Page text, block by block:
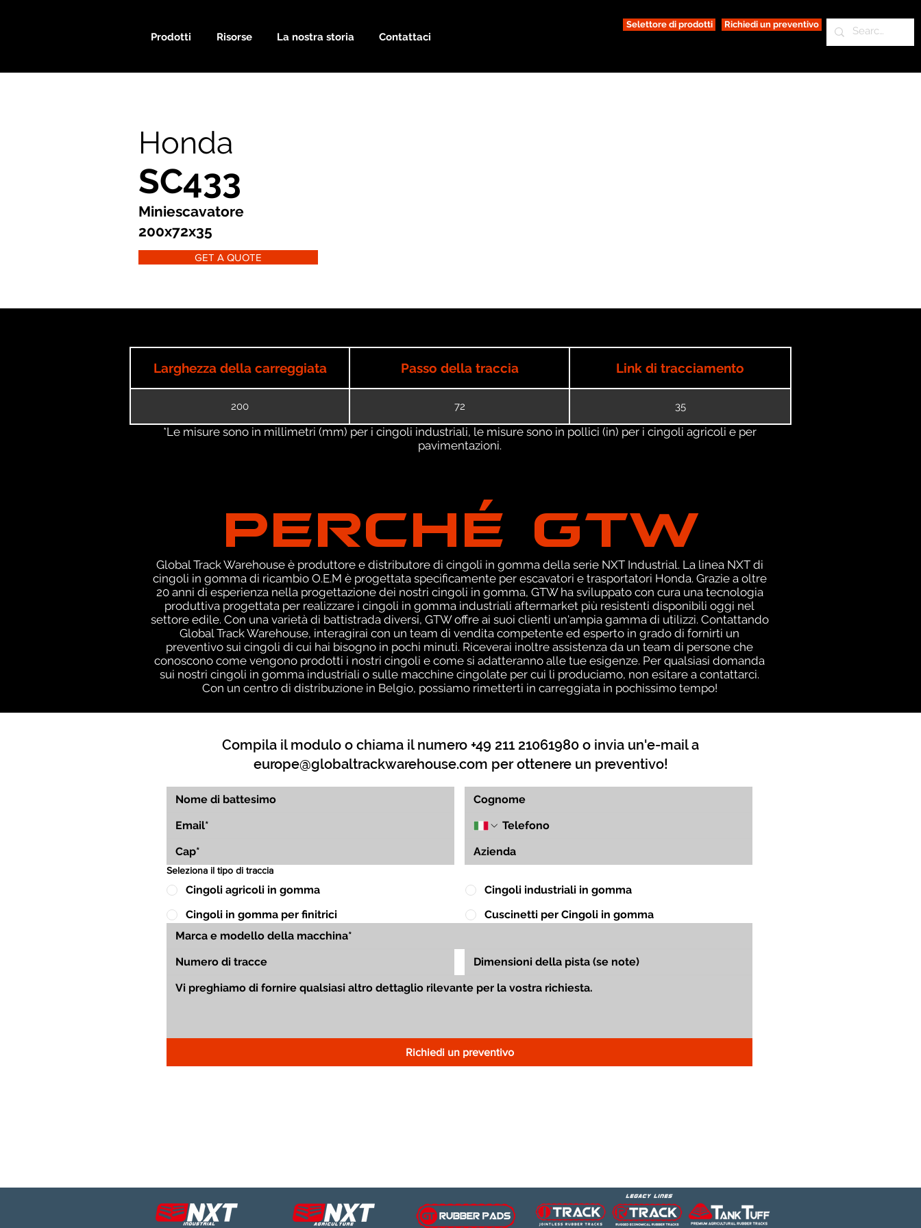
Prodotti Risorse La nostra storia Contattaci
Selettore di prodotti Richiedi un preventivo
Honda
SC433
Miniescavatore
200x72x35
GET A QUOTE
Larghezza della carreggiata Passo della traccia Link di tracciamento
200 72 35
*Le misure sono in millimetri (mm) per i cingoli industriali, le misure sono in pollici (in) per i cingoli agricoli e per
pavimentazioni.
PERCHÉ GTW
Global Track Warehouse è produttore e distributore di cingoli in gomma della serie NXT Industrial. La linea NXT di
cingoli in gomma di ricambio O.E.M è progettata specificamente per escavatori e trasportatori Honda. Grazie a oltre
20 anni di esperienza nella progettazione dei nostri cingoli in gomma, GTW ha sviluppato con cura una tecnologia
produttiva progettata per realizzare i cingoli in gomma industriali aftermarket più resistenti disponibili oggi nel
settore edile. Con una varietà di battistrada diversi, GTW offre ai suoi clienti un'ampia gamma di utilizzi. Contattando
Global Track Warehouse, interagirai con un team di vendita competente ed esperto in grado di fornirti un
preventivo sui cingoli di cui hai bisogno in pochi minuti. Riceverai inoltre assistenza da un team di persone che
conoscono come vengono prodotti i nostri cingoli e come si adatteranno alle tue esigenze. Per qualsiasi domanda
sui nostri cingoli in gomma industriali o sulle macchine cingolate per cui li produciamo, non esitare a contattarci.
Con un centro di distribuzione in Belgio, possiamo rimetterti in carreggiata in pochissimo tempo!
Compila il modulo o chiama il numero +49 211 21061980 o invia un'e-mail a
europe@globaltrackwarehouse.com per ottenere un preventivo!
Seleziona il tipo di traccia
Cingoli agricoli in gomma
Cingoli industriali in gomma
Cingoli in gomma per finitrici
Cuscinetti per Cingoli in gomma
Richiedi un preventivo